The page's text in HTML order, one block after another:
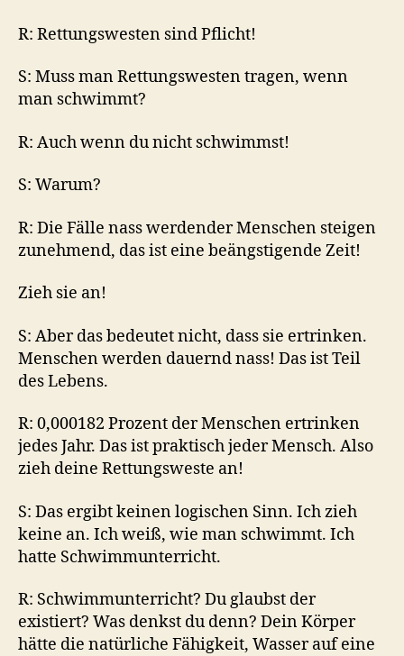
R: Rettungswesten sind Pflicht!
S: Muss man Rettungswesten tragen, wenn
man schwimmt?
R: Auch wenn du nicht schwimmst!
S: Warum?
R: Die Fälle nass werdender Menschen steigen
zunehmend, das ist eine beängstigende Zeit!
Zieh sie an!
S: Aber das bedeutet nicht, dass sie ertrinken.
Menschen werden dauernd nass! Das ist Teil
des Lebens.
R: 0,000182 Prozent der Menschen ertrinken
jedes Jahr. Das ist praktisch jeder Mensch. Also
zieh deine Rettungsweste an!
S: Das ergibt keinen logischen Sinn. Ich zieh
keine an. Ich weiß, wie man schwimmt. Ich
hatte Schwimmunterricht.
R: Schwimmunterricht? Du glaubst der
existiert? Was denkst du denn? Dein Körper
hätte die natürliche Fähigkeit, Wasser auf eine